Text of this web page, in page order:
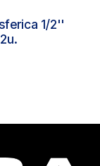
1/2''